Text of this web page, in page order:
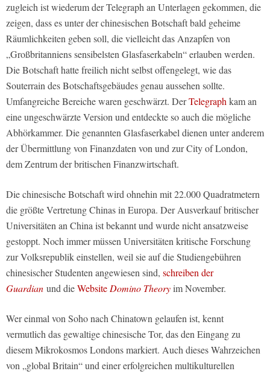
zugleich ist wiederum der Telegraph an Unterlagen gekommen, die
zeigen, dass es unter der chinesischen Botschaft bald geheime
Räumlichkeiten geben soll, die vielleicht das Anzapfen von
„Großbritanniens sensibelsten Glasfaserkabeln“ erlauben werden.
Die Botschaft hatte freilich nicht selbst offengelegt, wie das
Souterrain des Botschaftsgebäudes genau aussehen sollte.
Umfangreiche Bereiche waren geschwärzt. DerTelegraphkam an
eine ungeschwärzte Version und entdeckte so auch die mögliche
Abhörkammer. Die genannten Glasfaserkabel dienen unter anderem
der Übermittlung von Finanzdaten von und zur City of London,
dem Zentrum der britischen Finanzwirtschaft.
Die chinesische Botschaft wird ohnehin mit 22.000 Quadratmetern
die größte Vertretung Chinas in Europa. Der Ausverkauf britischer
Universitäten an China ist bekannt und wurde nicht ansatzweise
gestoppt. Noch immer müssen Universitäten kritische Forschung
zur Volksrepublik einstellen, weil sie auf die Studiengebühren
chinesischer Studenten angewiesen sind, schreiben der
Guardian und dieWebsiteDomino Theoryim November.
Wer einmal von Soho nach Chinatown gelaufen ist, kennt
vermutlich das gewaltige chinesische Tor, das den Eingang zu
diesem Mikrokosmos Londons markiert. Auch dieses Wahrzeichen
von „global Britain“ und einer erfolgreichen multikulturellen